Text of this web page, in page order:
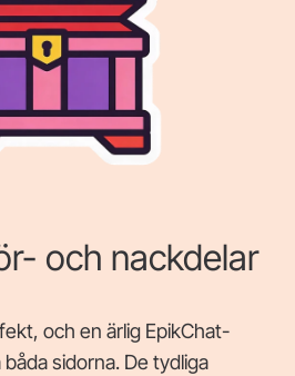
och nackdelar
och en ärlig EpikChat-
sidorna. De tydliga